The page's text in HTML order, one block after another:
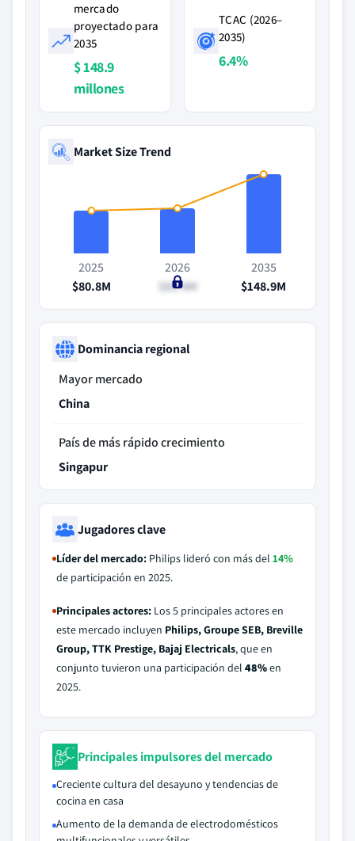
mercado
proyectado para
2035
$ 148.9
millones
TCAC (2026–
2035)
6.4%
Market Size Trend
2025
$80.8M
2026
$85.4M
2035
$148.9M
Dominancia regional
Mayor mercado
China
País de más rápido crecimiento
Singapur
Jugadores clave
Líder del mercado: Philips lideró con más del 14%
de participación en 2025.
Principales actores: Los 5 principales actores en
este mercado incluyen Philips, Groupe SEB, Breville
Group, TTK Prestige, Bajaj Electricals, que en
conjunto tuvieron una participación del 48%en
2025.
Principales impulsores del mercado
Creciente cultura del desayuno y tendencias de
cocina en casa
Aumento de la demanda de electrodomésticos